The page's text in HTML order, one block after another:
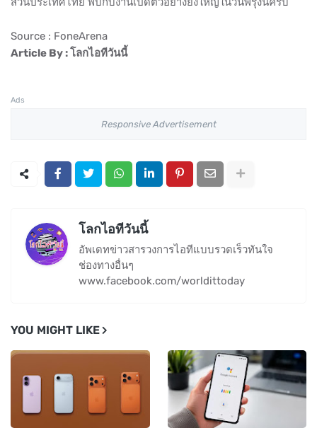
Source : FoneArena
Article By : โลกไอทีวันนี้
Ads
Responsive Advertisement
โลกไอทีวันนี้
อัพเดทข่าวสารวงการไอทีแบบรวดเร็วทันใจ
ช่องทางอื่นๆ
www.facebook.com/worldittoday
YOU MIGHT LIKE